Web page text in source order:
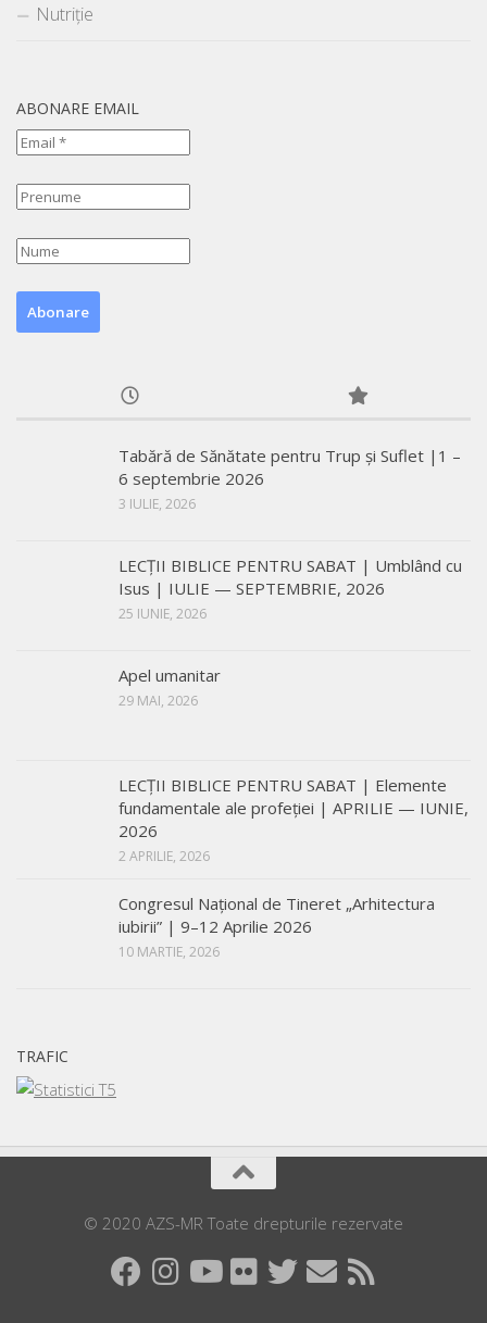
Nutriție
ABONARE EMAIL
Tabără de Sănătate pentru Trup și Suflet |1 –
6 septembrie 2026
3 IULIE, 2026
LECŢII BIBLICE PENTRU SABAT | Umblând cu
Isus | IULIE — SEPTEMBRIE, 2026
25 IUNIE, 2026
Apel umanitar
29 MAI, 2026
LECŢII BIBLICE PENTRU SABAT | Elemente
fundamentale ale profeției | APRILIE — IUNIE,
2026
2 APRILIE, 2026
Congresul Național de Tineret „Arhitectura
iubirii” | 9–12 Aprilie 2026
10 MARTIE, 2026
TRAFIC
© 2020 AZS-MR Toate drepturile rezervate